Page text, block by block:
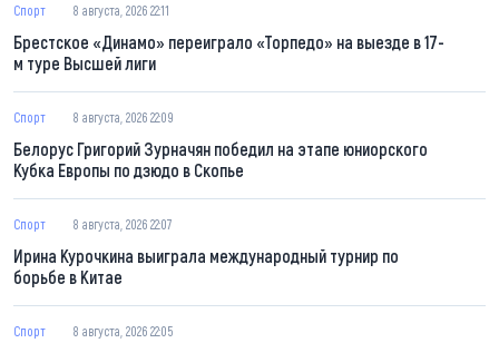
Спорт 8 августа, 2026 22:11
Брестское «Динамо» переиграло «Торпедо» на выезде в 17-
м туре Высшей лиги
Спорт 8 августа, 2026 22:09
Белорус Григорий Зурначян победил на этапе юниорского
Кубка Европы по дзюдо в Скопье
Спорт 8 августа, 2026 22:07
Ирина Курочкина выиграла международный турнир по
борьбе в Китае
Спорт 8 августа, 2026 22:05